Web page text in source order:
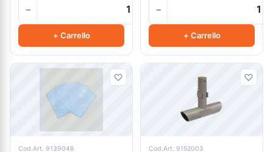
−
+ Carrello
−
+ Carrello
Cod.Art. 9139048 Cod.Art. 9152003